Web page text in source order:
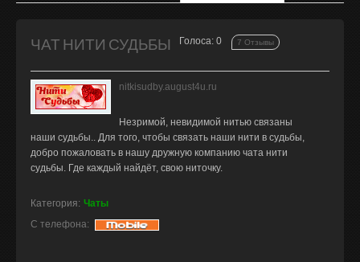
ЧАТ НИТИ СУДЬБЫ Голоса: 0 7 Отзывы
nitkisudby.august4u.ru
Незримой, невидимой нитью связаны
наши судьбы.. Для того, чтобы связать наши нити в судьбы,
добро пожаловать в нашу дружную компанию чата нити
судьбы. Где каждый найдёт, свою ниточку.
Категория: Чаты
С телефона: